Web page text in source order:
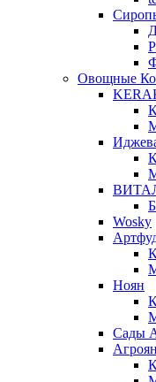
Овощные
Wosky
Ноян
Сады